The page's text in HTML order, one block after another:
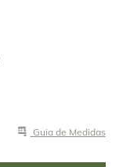
Guia de Medidas